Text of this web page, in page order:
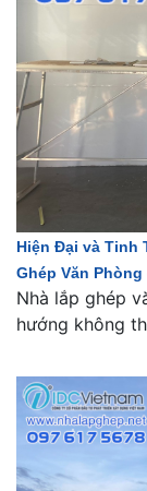
Hiện Đại và Tinh
Ghép Văn Phòng
Nhà lắp ghép
hướng không